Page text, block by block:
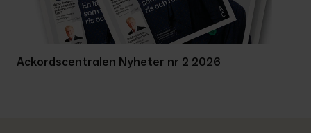
Ackordscentralen Nyheter nr 2 2026